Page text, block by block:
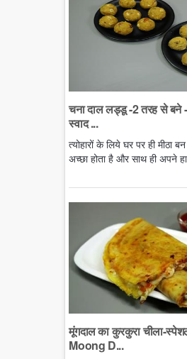
चना दाल लड्डू -2 तरह से बने
स्वाद ...
त्योहारों के लिये घर पर ही मीठा
अच्छा होता है और साथ ही अपने
मूंगदाल का कुरकुरा चीला-
Moong D...